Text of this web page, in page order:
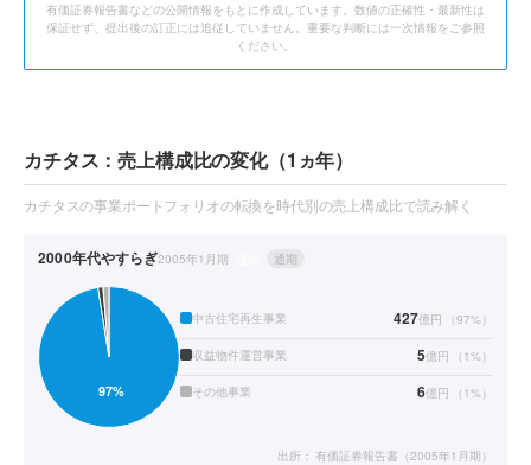
有価証券報告書などの公開情報をもとに作成しています。数値の正確性・最新性は
保証せず、提出後の訂正には追従していません。重要な判断には一次情報をご参照
ください。
カチタス：売上構成比の変化（1ヵ年）
カチタスの事業ポートフォリオの転換を時代別の売上構成比で読み解く
2000年代やすらぎ2005年1月期 通期
中古住宅再生事業 427億円 （97%）
収益物件運営事業 5億円 （ 1%）
その他事業 6億円 （ 1%）
出所： 有価証券報告書（2005年1月期）